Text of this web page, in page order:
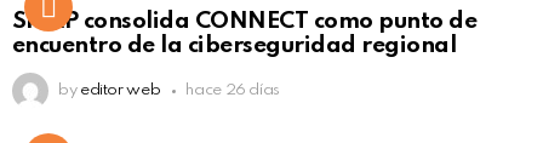
Click to view this post
SISAP consolida CONNECT como punto de
encuentro de la ciberseguridad regional
by editor web hace 26 días